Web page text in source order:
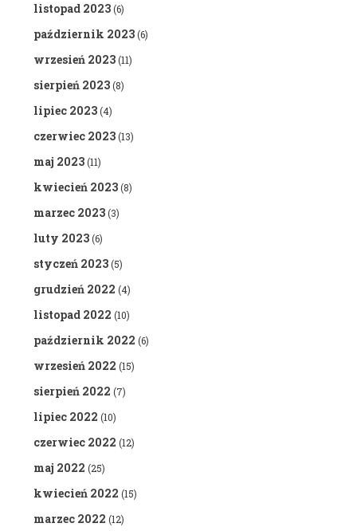
listopad 2023(6)
październik 2023(6)
wrzesień 2023(11)
sierpień 2023(8)
lipiec 2023(4)
czerwiec 2023(13)
maj 2023(11)
kwiecień 2023(8)
marzec 2023(3)
luty 2023(6)
styczeń 2023(5)
grudzień 2022 (4)
listopad 2022 (10)
październik 2022 (6)
wrzesień 2022 (15)
sierpień 2022 (7)
lipiec 2022 (10)
czerwiec 2022 (12)
maj 2022 (25)
kwiecień 2022 (15)
marzec 2022 (12)